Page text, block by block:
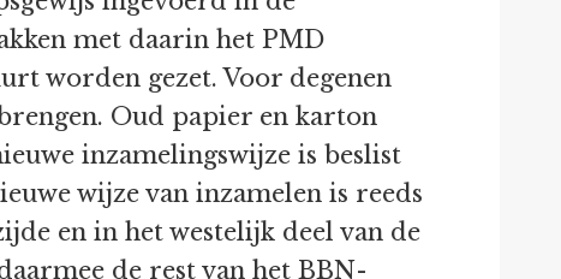
met daarin het PMD
worden gezet. Voor degenen
Oud papier en karton
inzamelingswijze is beslist
wijze van inzamelen is reeds
en in het westelijk deel van de
de rest van het BBN-